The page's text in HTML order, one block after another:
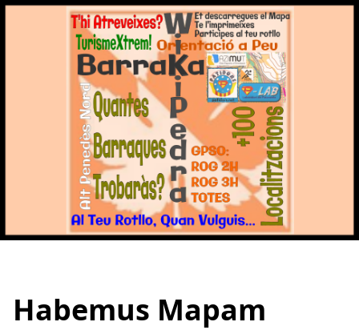
Habemus Mapam